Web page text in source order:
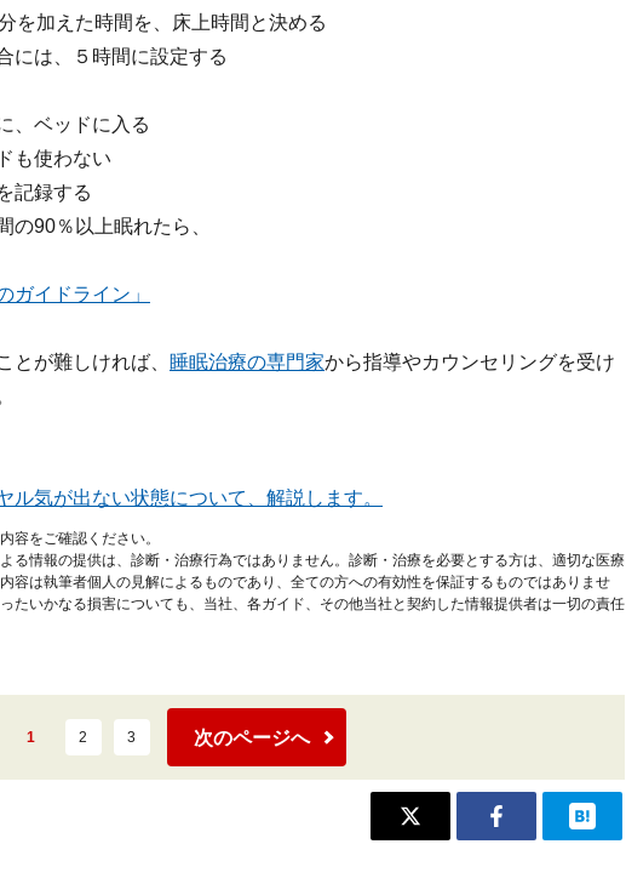
を加えた時間を、床上時間と決める
には、５時間に設定する
、ベッドに入る
も使わない
記録する
の90％以上眠れたら、
ガイドライン」
とが難しければ、 睡眠治療の専門家から指導やカウンセリングを受け
ル気が出ない状態について、解説します。
容をご確認ください。
る情報の提供は、診断・治療行為ではありません。診断・治療を必要とする方は、適切な医療
容は執筆者個人の見解によるものであり、全ての方への有効性を保証するものではありませ
たいかなる損害についても、当社、各ガイド、その他当社と契約した情報提供者は一切の責任
1 2 3 次のページへ